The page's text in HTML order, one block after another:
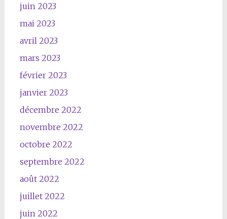
juin 2023
mai 2023
avril 2023
mars 2023
février 2023
janvier 2023
décembre 2022
novembre 2022
octobre 2022
septembre 2022
août 2022
juillet 2022
juin 2022